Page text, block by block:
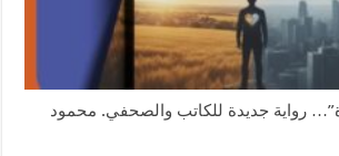
رواية جديدة للكاتب والصحفي. محمود